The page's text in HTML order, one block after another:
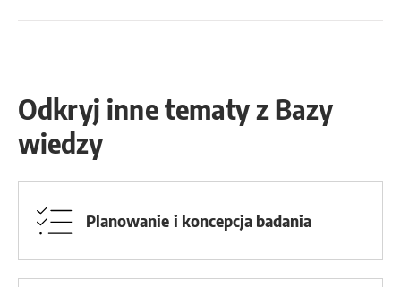
Odkryj inne tematy z Bazy
wiedzy
Planowanie i koncepcja badania